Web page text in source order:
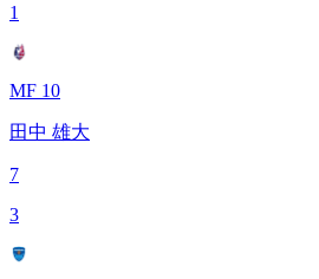
1
MF 10
田中 雄大
7
3